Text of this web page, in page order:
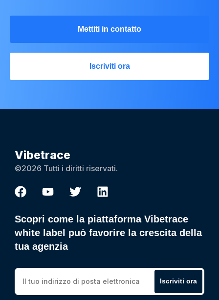
Mettiti in contatto
Iscriviti ora
Vibetrace
©2026 Tutti i diritti riservati.
Scopri come la piattaforma Vibetrace
white label può favorire la crescita della
tua agenzia
Iscriviti ora